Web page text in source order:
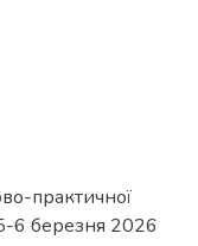
практичної
6 березня 2026